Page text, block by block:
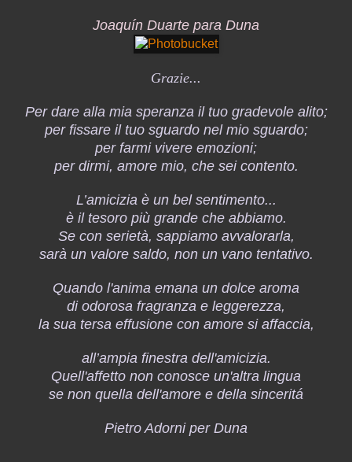
Joaquín Duarte para Duna
Grazie...
Per dare alla mia speranza il tuo gradevole alito;
per fissare il tuo sguardo nel mio sguardo;
per farmi vivere emozioni;
per dirmi, amore mio, che sei contento.
L’amicizia è un bel sentimento...
è il tesoro più grande che abbiamo.
Se con serietà, sappiamo avvalorarla,
sarà un valore saldo, non un vano tentativo.
Quando l'anima emana un dolce aroma
di odorosa fragranza e leggerezza,
la sua tersa effusione con amore si affaccia,
all’ampia finestra dell'amicizia.
Quell'affetto non conosce un'altra lingua
se non quella dell'amore e della sinceritá
Pietro Adorni per Duna